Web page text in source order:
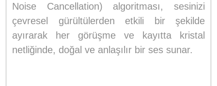
Noise Cancellation) algoritması, sesinizi
çevresel gürültülerden etkili bir şekilde
ayırarak her görüşme ve kayıtta kristal
netliğinde, doğal ve anlaşılır bir ses sunar.